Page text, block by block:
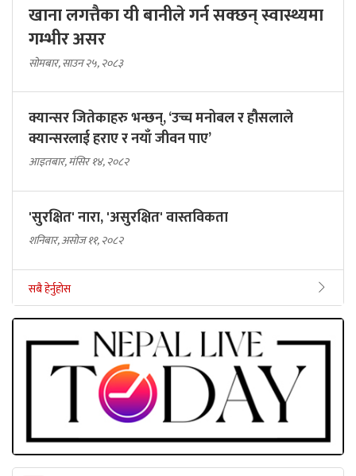
खाना लगत्तैका यी बानीले गर्न सक्छन् स्वास्थ्यमा
गम्भीर असर
सोमबार, साउन २५, २०८३
क्यान्सर जितेकाहरु भन्छन्, ‘उच्च मनोबल र हौसलाले
क्यान्सरलाई हराए र नयाँ जीवन पाए’
आइतबार, मंसिर १४, २०८२
'सुरक्षित' नारा, 'असुरक्षित' वास्तविकता
शनिबार, असोज ११, २०८२
सबै हेर्नुहोस